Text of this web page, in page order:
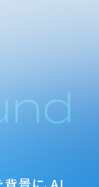
ては、可能
。ただ
を用いて応
使用して
て取り扱
景に、AI